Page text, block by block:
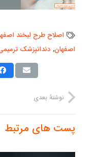
اصلاح طرح لبخند
اصفهان, دندانپزشک
نوشتهٔ بعدی
پست های مرتبط